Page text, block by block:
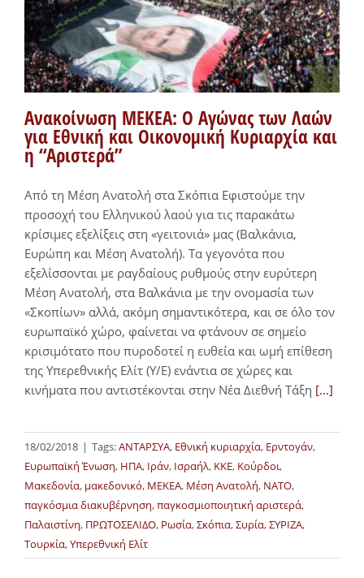
Ανακοίνωση ΜΕΚΕΑ: Ο Αγώνας των Λαών
για Εθνική και Οικονομική Κυριαρχία και
η “Αριστερά”
Από τη Μέση Ανατολή στα Σκόπια Εφιστούμε την
προσοχή του Ελληνικού λαού για τις παρακάτω
κρίσιμες εξελίξεις στη «γειτονιά» μας (Βαλκάνια,
Ευρώπη και Μέση Ανατολή). Τα γεγονότα που
εξελίσσονται με ραγδαίους ρυθμούς στην ευρύτερη
Μέση Ανατολή, στα Βαλκάνια με την ονομασία των
«Σκοπίων» αλλά, ακόμη σημαντικότερα, και σε όλο τον
ευρωπαϊκό χώρο, φαίνεται να φτάνουν σε σημείο
κρισιμότατο που πυροδοτεί η ευθεία και ωμή επίθεση
της Υπερεθνικής Ελίτ (Υ/Ε) ενάντια σε χώρες και
κινήματα που αντιστέκονται στην Νέα Διεθνή Τάξη [...]
18/02/2018 | Tags:ΑΝΤΑΡΣΥΑ, Εθνική κυριαρχία, Ερντογάν,
Ευρωπαϊκή Ένωση, ΗΠΑ, Ιράν, Ισραήλ, ΚΚΕ, Κούρδοι,
Μακεδονία, μακεδονικό, ΜΕΚΕΑ, Μέση Ανατολή, ΝΑΤΟ,
παγκόσμια διακυβέρνηση,παγκοσμιοποιητική αριστερά,
Παλαιστίνη, ΠΡΩΤΟΣΕΛΙΔΟ, Ρωσία,Σκόπια,Συρία,ΣΥΡΙΖΑ,
Τουρκία,Υπερεθνική Ελίτ